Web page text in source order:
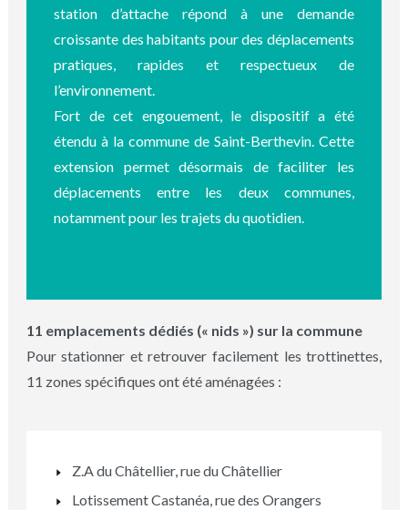
station d’attache répond à une demande
croissante des habitants pour des déplacements
pratiques, rapides et respectueux de
l’environnement.
Fort de cet engouement, le dispositif a été
étendu à la commune de Saint-Berthevin. Cette
extension permet désormais de faciliter les
déplacements entre les deux communes,
notamment pour les trajets du quotidien.
11 emplacements dédiés (« nids ») sur la commune
Pour stationner et retrouver facilement les trottinettes,
11 zones spécifiques ont été aménagées :
Z.A du Châtellier, rue du Châtellier
Lotissement Castanéa, rue des Orangers